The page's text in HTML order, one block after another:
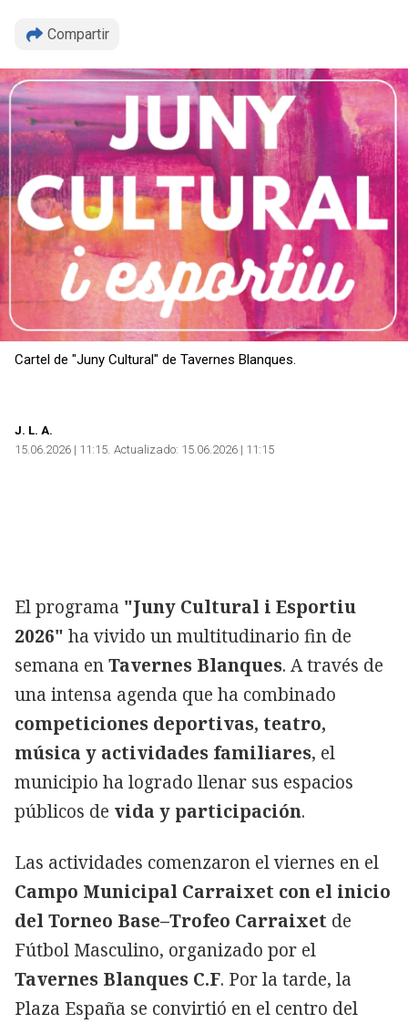
Compartir
Cartel de "Juny Cultural" de Tavernes Blanques.
J. L. A.
15.06.2026 | 11:15 Actualizado: 15.06.2026 | 11:15
El programa "Juny Cultural i Esportiu
2026" ha vivido un multitudinario fin de
semana enTavernes Blanques. A través de
una intensa agenda que ha combinado
competiciones deportivas, teatro,
música y actividades familiares, el
municipio ha logrado llenar sus espacios
públicos de vida y participación.
Las actividades comenzaron el viernes en el
Campo Municipal Carraixet con el inicio
del Torneo Base–Trofeo Carraixet de
Fútbol Masculino, organizado por el
Tavernes Blanques C.F. Por la tarde, la
Plaza España se convirtió en el centro del